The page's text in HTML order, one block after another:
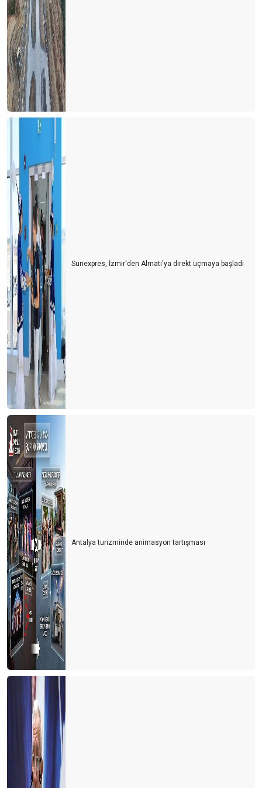
Corona virüsü çok mu abartılıyor?
Turizm teşvik ve tahsisler
Karayolunda doğu-batı köprüsüydük
Sivil havacılıkta bir adım daha ileriye
Otobüsle gezerek, görerek seyahat
Turizm ve Senior operasyonu
Kıbrıs seyahatlerim
THY Genel Müdürüne mektup
Turizm ve ‘’Qui facit per alium facit per se ipsum’’...
Turizm ve yerel servis acentaları
Turizm ve engelli– kısıtlı– özürlü– sakat
Turizmde paketlenme son deminde
Turizm, havayolları ve milli havayolları
E-servis ve turizm kavramı
Turizm ve ihracat seferberliği
Turizm ve acarlar...
Turizm nereden nereye-2 ‘’Yeter artık, otel yapılmasın’’ diyenler
Türk turizmi nereden nereye?
Sunexpres, İzmir'den Almatı'ya direkt uçmaya başladı
Antalya turizminde animasyon tartışması